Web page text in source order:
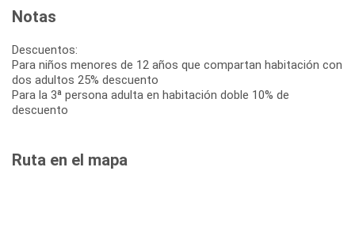
Notas
Descuentos:
Para niños menores de 12 años que compartan habitación con
dos adultos 25% descuento
Para la 3ª persona adulta en habitación doble 10% de
descuento
Ruta en el mapa